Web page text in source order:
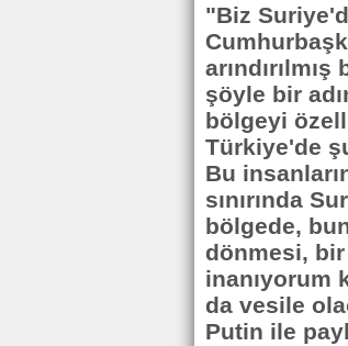
"Biz
şöyle bir
bölgeyi
Türkiye'de
Bu
sınırında
bölgede,
dönmesi,
inanıyorum
da vesile
Putin ile